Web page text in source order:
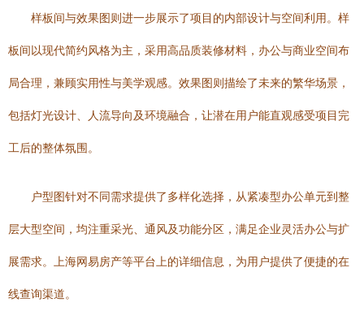
样板间与效果图则进一步展示了项目的内部设计与空间利用。样
板间以现代简约风格为主，采用高品质装修材料，办公与商业空间布
局合理，兼顾实用性与美学观感。效果图则描绘了未来的繁华场景，
包括灯光设计、人流导向及环境融合，让潜在用户能直观感受项目完
工后的整体氛围。
户型图针对不同需求提供了多样化选择，从紧凑型办公单元到整
层大型空间，均注重采光、通风及功能分区，满足企业灵活办公与扩
展需求。上海网易房产等平台上的详细信息，为用户提供了便捷的在
线查询渠道。